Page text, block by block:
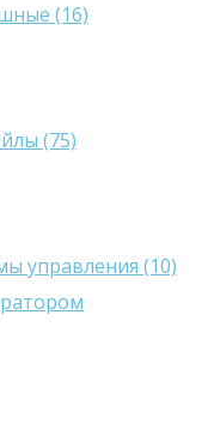
(16)
(75)
управления (10)